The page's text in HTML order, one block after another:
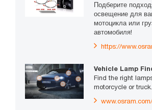
Подберите
освещение для
мотоцикла или
автомобиля!
https://
Vehicle Lamp
Find the right
motorcycle or truck.